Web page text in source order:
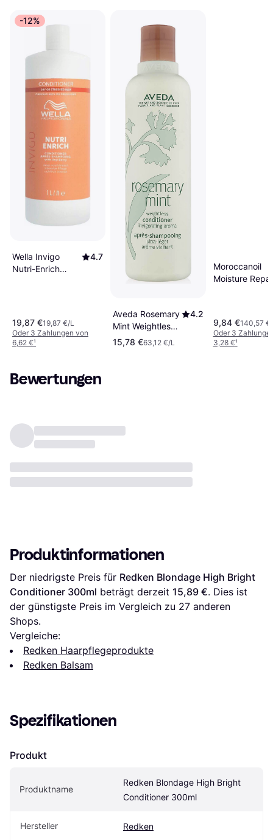
-12%
Wella Invigo
Nutri-Enrich
4.7
19,87 €19,87 €/L
Oder 3 Zahlungen von
6,62 €¹
Aveda Rosemary
Mint Weightless
Conditioner
250ml
4.2
15,78 €63,12 €/L
Moroccanoil
Moisture
9,84 €140,57
Oder 3
3,28 €¹
Bewertungen
Produktinformationen
Der niedrigste Preis für Redken Blondage High Bright
Conditioner 300ml beträgt derzeit 15,89 €. Dies ist
der günstigste Preis im Vergleich zu 27 anderen
Shops.
Vergleiche:
Redken Haarpflegeprodukte
Redken Balsam
Spezifikationen
Produkt
Produktname
Redken Blondage High Bright
Conditioner 300ml
Hersteller Redken